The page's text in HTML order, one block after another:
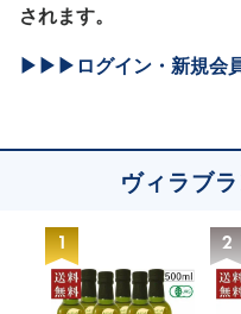
されます。
▶▶▶ログイン・新規会
ヴィラブ